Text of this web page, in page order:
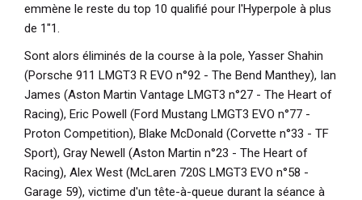
emmène le reste du top 10 qualifié pour l'Hyperpole à plus
de 1"1.
Sont alors éliminés de la course à la pole, Yasser Shahin
(Porsche 911 LMGT3 R EVO n°92 - The Bend Manthey), Ian
James (Aston Martin Vantage LMGT3 n°27 - The Heart of
Racing), Eric Powell (Ford Mustang LMGT3 EVO n°77 -
Proton Competition), Blake McDonald (Corvette n°33 - TF
Sport), Gray Newell (Aston Martin n°23 - The Heart of
Racing), Alex West (McLaren 720S LMGT3 EVO n°58 -
Garage 59), victime d'un tête-à-queue durant la séance à